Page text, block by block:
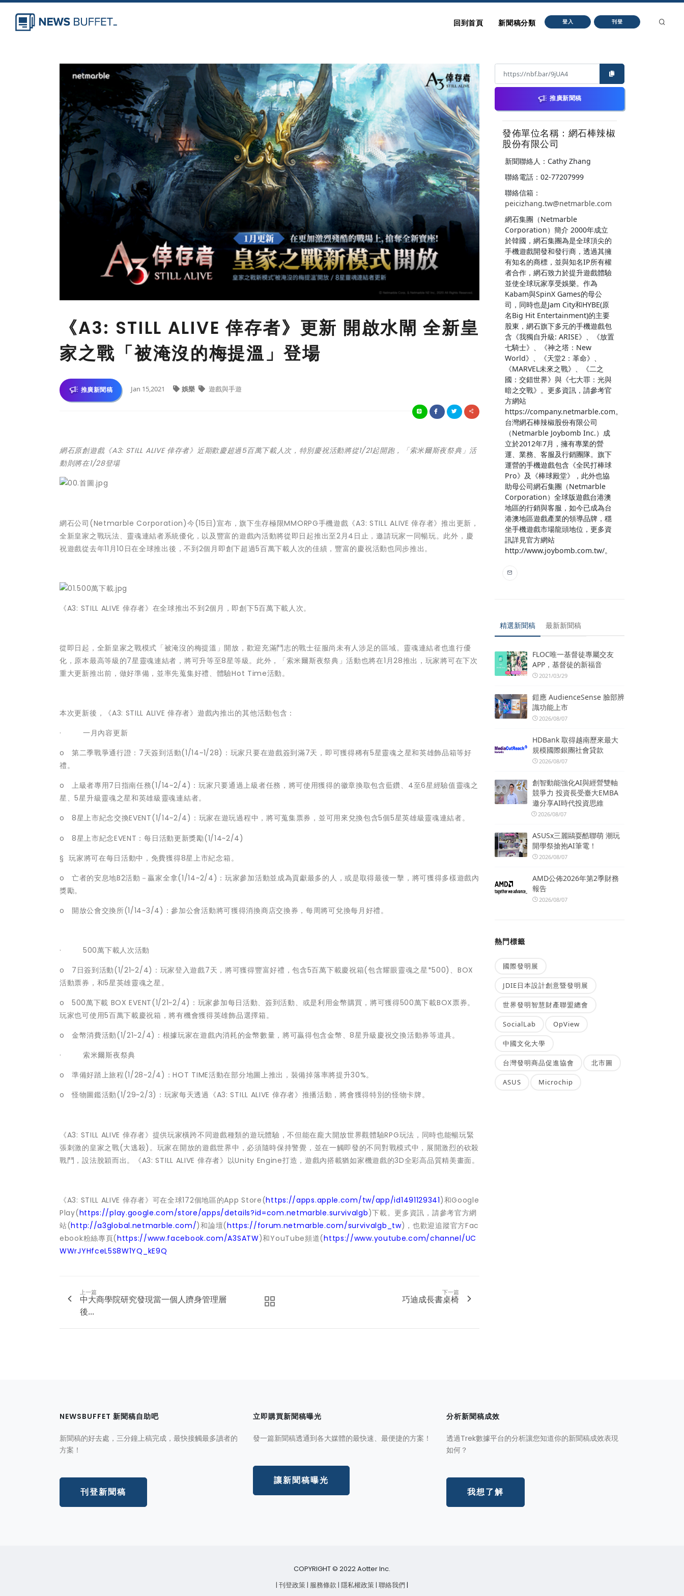
回到首頁 新聞稿分類 登入 刊登
《A3: STILL ALIVE 倖存者》更新 開啟水閘 全新皇
家之戰「被淹沒的梅提溫」登場
推廣新聞稿 Jan 15,2021 娛樂 遊戲與手遊
網石原創遊戲《A3: STILL ALIVE 倖存者》近期歡慶超過5百萬下載人次，特別慶祝活動將從1/21起開跑，「索米爾斯夜祭典」活
動則將在1/28登場
網石公司(Netmarble Corporation)今(15日)宣布，旗下生存極限MMORPG手機遊戲《A3: STILL ALIVE 倖存者》推出更新，
全新皇家之戰玩法、靈魂連結者系統優化，以及豐富的遊戲內活動將從即日起推出至2月4日止，邀請玩家一同暢玩。此外，慶
祝遊戲從去年11月10日在全球推出後，不到2個月即創下超過5百萬下載人次的佳績，豐富的慶祝活動也同步推出。
《A3: STILL ALIVE 倖存者》在全球推出不到2個月，即創下5百萬下載人次。
從即日起，全新皇家之戰模式「被淹沒的梅提溫」開放，歡迎充滿鬥志的戰士征服尚未有人涉足的區域。靈魂連結者也進行優
化，原本最高等級的7星靈魂連結者，將可升等至8星等級。此外，「索米爾斯夜祭典」活動也將在1月28推出，玩家將可在下次
重大更新推出前，做好準備，並率先蒐集好禮、體驗Hot Time活動。
本次更新後，《A3: STILL ALIVE 倖存者》遊戲內推出的其他活動包含：
· 一月內容更新
o 第二季戰爭通行證：7天簽到活動(1/14~1/28)：玩家只要在遊戲簽到滿7天，即可獲得稀有5星靈魂之星和英雄飾品箱等好
禮。
o 上級者專用7日指南任務(1/14~2/4)：玩家只要通過上級者任務，將可使用獲得的徽章換取包含藍鑽、4至6星經驗值靈魂之
星、5星升級靈魂之星和英雄級靈魂連結者。
o 8星上市紀念交換EVENT(1/14~2/4)：玩家在遊玩過程中，將可蒐集票券，並可用來兌換包含5個5星英雄級靈魂連結者。
o 8星上市紀念EVENT：每日活動更新獎勵(1/14~2/4)
§ 玩家將可在每日活動中，免費獲得8星上市紀念箱。
o 亡者的安息地B2活動－贏家全拿(1/14~2/4)：玩家參加活動並成為貢獻最多的人，或是取得最後一擊，將可獲得多樣遊戲內
獎勵。
o 開放公會交換所(1/14~3/4)：參加公會活動將可獲得消換商店交換券，每周將可兌換每月好禮。
· 500萬下載人次活動
o 7日簽到活動(1/21~2/4)：玩家登入遊戲7天，將可獲得豐富好禮，包含5百萬下載慶祝箱(包含耀眼靈魂之星*500)、BOX
活動票券，和5星英雄靈魂之星。
o 500萬下載 BOX EVENT(1/21~2/4)：玩家參加每日活動、簽到活動、或是利用金幣購買，將可獲得500萬下載BOX票券。
玩家也可使用5百萬下載慶祝箱，將有機會獲得英雄飾品選擇箱。
o 金幣消費活動(1/21~2/4)：根據玩家在遊戲內消耗的金幣數量，將可贏得包含金幣、8星升級慶祝交換活動券等道具。
· 索米爾斯夜祭典
o 準備好踏上旅程(1/28~2/4)：HOT TIME活動在部分地圖上推出，裝備掉落率將提升30%。
o 怪物圖鑑活動(1/29~2/3)：玩家每天透過《A3: STILL ALIVE 倖存者》推播活動，將會獲得特別的怪物卡牌。
《A3: STILL ALIVE 倖存者》提供玩家橫跨不同遊戲種類的遊玩體驗，不但能在龐大開放世界觀體驗RPG玩法，同時也能暢玩緊
張刺激的皇家之戰(大逃殺)。玩家在開放的遊戲世界中，必須隨時保持警覺，並在一觸即發的不同對戰模式中，展開激烈的砍殺
戰鬥，設法脫穎而出。《A3: STILL ALIVE 倖存者》以Unity Engine打造，遊戲內搭載猶如家機遊戲的3D全彩高品質精美畫面。
《A3: STILL ALIVE 倖存者》可在全球172個地區的App Store(https://apps.apple.com/tw/app/id1491129341)和Google
Play(https://play.google.com/store/apps/details?id=com.netmarble.survivalgb)下載。更多資訊，請參考官方網
站(http://a3global.netmarble.com/)和論壇(https://forum.netmarble.com/survivalgb_tw)，也歡迎追蹤官方Fac
ebook粉絲專頁(https://www.facebook.com/A3SATW)和YouTube頻道(https://www.youtube.com/channel/UC
WWrJYHfceL5S8W1YQ_kE9Q
上一篇
中大商學院研究發現當一個人躋身管理層
後...
下一篇
巧迪成長書桌椅
推廣新聞稿
發佈單位名稱：網石棒辣椒
股份有限公司
新聞聯絡人：Cathy Zhang
聯絡電話：02-77207999
聯絡信箱：
peicizhang.tw@netmarble.com
網石集團（Netmarble
Corporation）簡介 2000年成立
於韓國，網石集團為是全球頂尖的
手機遊戲開發和發行商，透過其擁
有知名的商標，並與知名IP所有權
者合作，網石致力於提升遊戲體驗
並使全球玩家享受娛樂。作為
Kabam與SpinX Games的母公
司，同時也是Jam City和HYBE(原
名Big Hit Entertainment)的主要
股東，網石旗下多元的手機遊戲包
含《我獨自升級: ARISE》、《放置
七騎士》、《神之塔：New
World》、《天堂2：革命》、
《MARVEL未來之戰》、《二之
國：交錯世界》與《七大罪：光與
暗之交戰》。更多資訊，請參考官
方網站
https://company.netmarble.com。
台灣網石棒辣椒股份有限公司
（Netmarble Joybomb Inc.）成
立於2012年7月，擁有專業的營
運、業務、客服及行銷團隊。旗下
運營的手機遊戲包含《全民打棒球
Pro》及《棒球殿堂》，此外也協
助母公司網石集團（Netmarble
Corporation）全球版遊戲台港澳
地區的行銷與客服，如今已成為台
港澳地區遊戲產業的領導品牌，穩
坐手機遊戲市場龍頭地位，更多資
訊詳見官方網站
http://www.joybomb.com.tw/。
精選新聞稿 最新新聞稿
FLOC唯一基督徒專屬交友
APP，基督徒的新福音
2021/03/29
鎧應 AudienceSense 臉部辨
識功能上市
2026/08/07
HDBank 取得越南歷來最大
規模國際銀團社會貸款
2026/08/07
創智動能強化AI與經營雙軸
競爭力 投資長受臺大EMBA
邀分享AI時代投資思維
2026/08/07
ASUSx三麗鷗耍酷聯萌 潮玩
開學祭搶抱AI筆電！
2026/08/07
AMD公佈2026年第2季財務
報告
2026/08/07
熱門標籤
國際發明展
JDIE日本設計創意暨發明展
世界發明智慧財產聯盟總會
SocialLab OpView
中國文化大學
台灣發明商品促進協會 北市圖
ASUS Microchip
NEWSBUFFET 新聞稿自助吧
新聞稿的好去處，三分鐘上稿完成，最快接觸最多讀者的
方案！
刊登新聞稿
立即購買新聞稿曝光
發一篇新聞稿透通到各大媒體的最快速、最便捷的方案！
讓新聞稿曝光
分析新聞稿成效
透過Trek數據平台的分析讓您知道你的新聞稿成效表現
如何？
我想了解
COPYRIGHT © 2022 Aotter Inc.
| 刊登政策 | 服務條款 | 隱私權政策 | 聯絡我們 |